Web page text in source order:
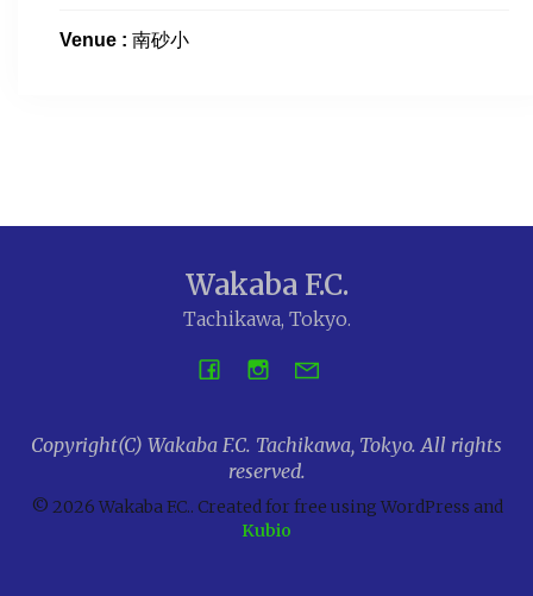
Venue : 南砂小
Wakaba F.C.
Tachikawa, Tokyo.
Copyright(C) Wakaba F.C. Tachikawa, Tokyo. All rights
reserved.
© 2026 Wakaba F.C.. Created for free using WordPress and
Kubio